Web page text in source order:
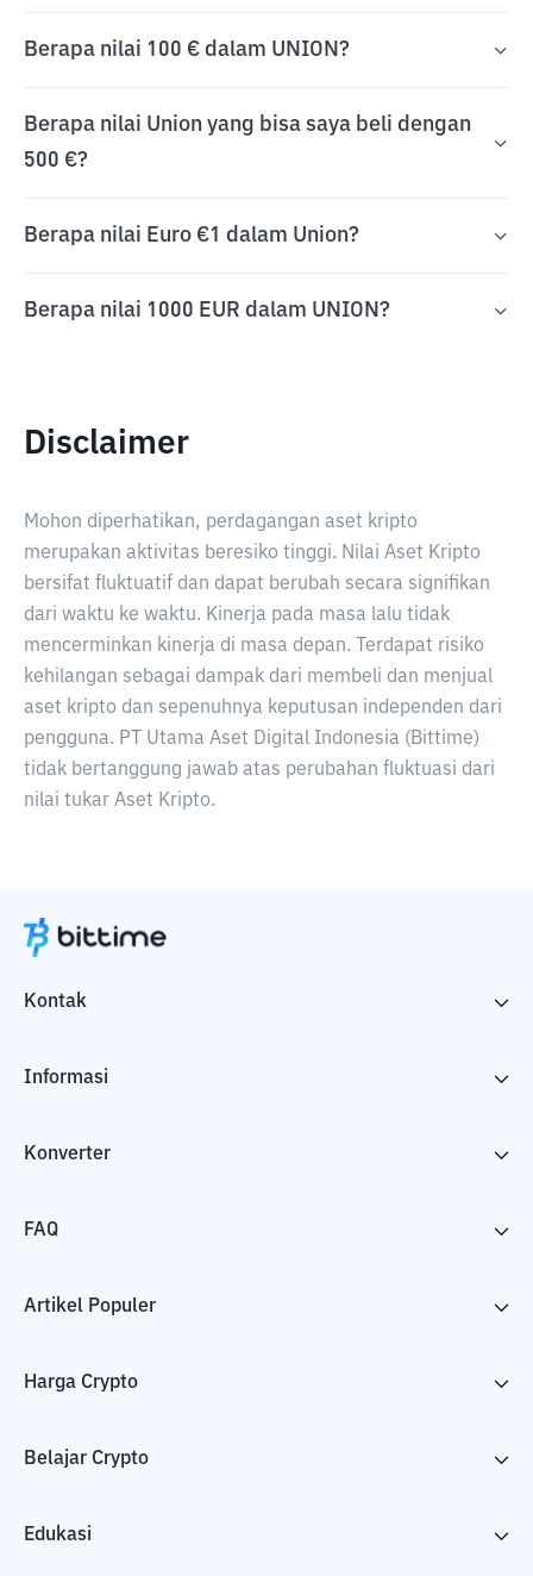
Berapa nilai 100 € dalam UNION?
Berapa nilai Union yang bisa saya beli dengan
500 €?
Berapa nilai Euro €1 dalam Union?
Berapa nilai 1000 EUR dalam UNION?
Disclaimer
Mohon diperhatikan, perdagangan aset kripto
merupakan aktivitas beresiko tinggi. Nilai Aset Kripto
bersifat fluktuatif dan dapat berubah secara signifikan
dari waktu ke waktu. Kinerja pada masa lalu tidak
mencerminkan kinerja di masa depan. Terdapat risiko
kehilangan sebagai dampak dari membeli dan menjual
aset kripto dan sepenuhnya keputusan independen dari
pengguna. PT Utama Aset Digital Indonesia (Bittime)
tidak bertanggung jawab atas perubahan fluktuasi dari
nilai tukar Aset Kripto.
Kontak
Informasi
Konverter
FAQ
Artikel Populer
Harga Crypto
Belajar Crypto
Edukasi